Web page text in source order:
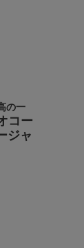
の一
コー
ジャ